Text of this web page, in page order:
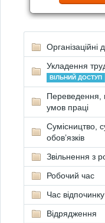
Організаційні
Укладення
ВІЛЬНИЙ ДОСТУП
Переведення,
умов праці
Сумісництво,
обов’язків
Звільнення з
Робочий час
Час відпочинку
Відрядження